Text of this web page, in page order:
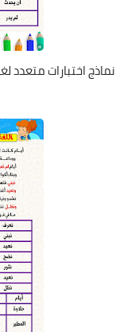
نماذج اختبارات